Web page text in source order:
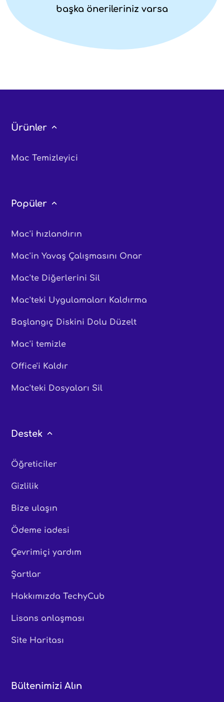
başka önerileriniz varsa
Ürünler
Mac Temizleyici
Popüler
Mac'i hızlandırın
Mac'in Yavaş Çalışmasını Onar
Mac'te Diğerlerini Sil
Mac'teki Uygulamaları Kaldırma
Başlangıç ​​Diskini Dolu Düzelt
Mac'i temizle
Office'i Kaldır
Mac'teki Dosyaları Sil
Destek
Öğreticiler
Gizlilik
Bize ulaşın
Ödeme iadesi
Çevrimiçi yardım
Şartlar
Hakkımızda TechyCub
Lisans anlaşması
Site Haritası
Bültenimizi Alın